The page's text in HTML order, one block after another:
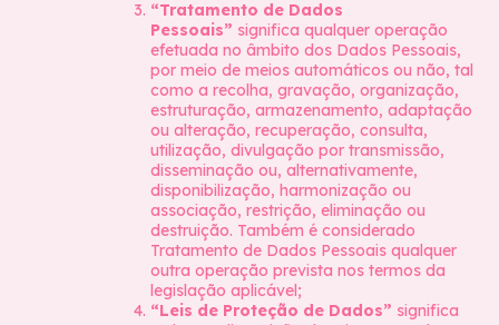
“Tratamento de Dados
Pessoais” significa qualquer operação
efetuada no âmbito dos Dados Pessoais,
por meio de meios automáticos ou não, tal
como a recolha, gravação, organização,
estruturação, armazenamento, adaptação
ou alteração, recuperação, consulta,
utilização, divulgação por transmissão,
disseminação ou, alternativamente,
disponibilização, harmonização ou
associação, restrição, eliminação ou
destruição. Também é considerado
Tratamento de Dados Pessoais qualquer
outra operação prevista nos termos da
legislação aplicável;
“Leis de Proteção de Dados” significa